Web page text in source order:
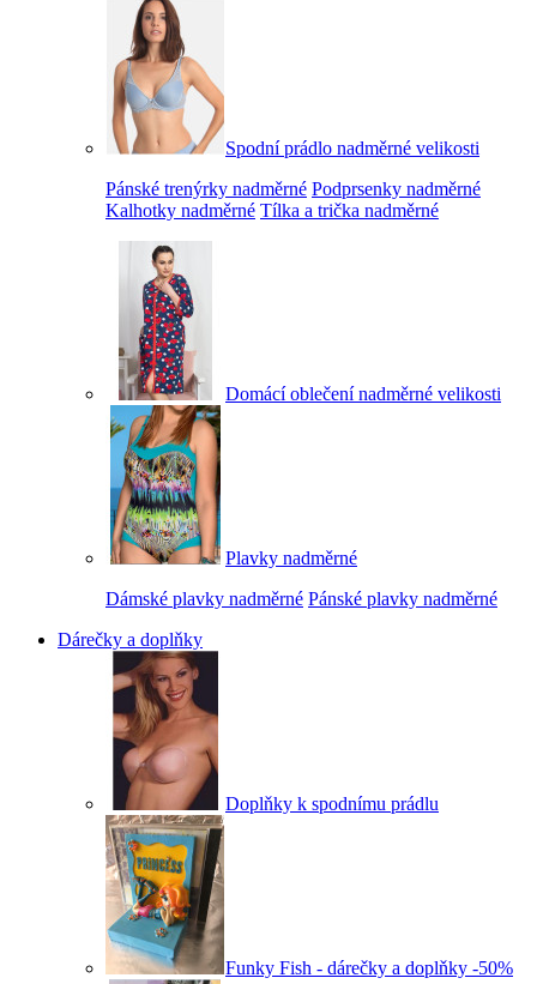
Spodní prádlo nadměrné velikosti
Pánské trenýrky nadměrné Podprsenky nadměrné
Kalhotky nadměrné Tílka a trička nadměrné
Domácí oblečení nadměrné velikosti
Plavky nadměrné
Dámské plavky nadměrné Pánské plavky nadměrné
Dárečky a doplňky
Doplňky k spodnímu prádlu
Funky Fish - dárečky a doplňky -50%